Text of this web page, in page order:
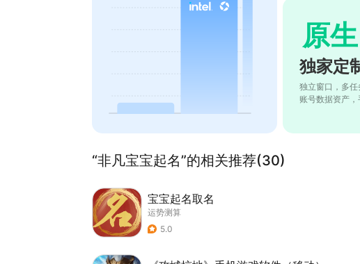
原生
独家定
独立窗口，多任
账号数据资产
“非凡宝宝起名”的相关推荐(30)
宝宝起名取名
运势测算
5.0